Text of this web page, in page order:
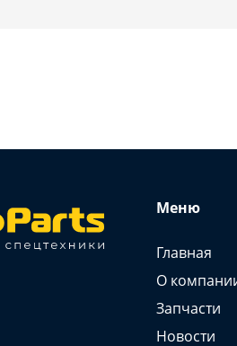
Меню
Главная
О
Запчасти
Новости